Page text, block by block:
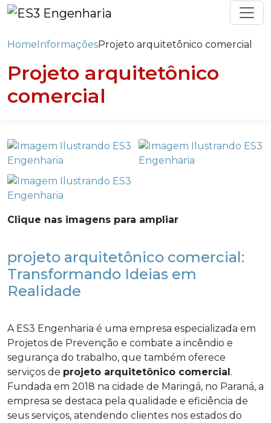
HomeInformaçõesProjeto arquitetônico comercial
Projeto arquitetônico
comercial
Clique nas imagens para ampliar
projeto arquitetônico comercial:
Transformando Ideias em
Realidade
A ES3 Engenharia é uma empresa especializada em
Projetos de Prevenção e combate a incêndio e
segurança do trabalho, que também oferece
serviços de projeto arquitetônico comercial.
Fundada em 2018 na cidade de Maringá, no Paraná, a
empresa se destaca pela qualidade e eficiência de
seus serviços, atendendo clientes nos estados do